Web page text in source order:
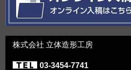
株式会社 立体造形工房
03-3454-7741